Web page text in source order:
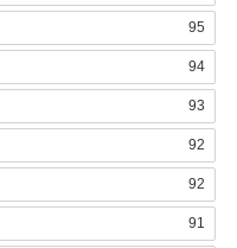
95
94
93
92
92
91